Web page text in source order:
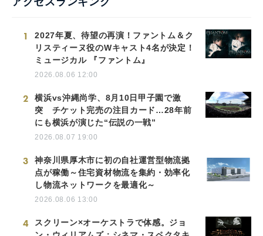
1
2027年夏、待望の再演！ファントム＆ク
リスティーヌ役のWキャスト4名が決定！
ミュージカル 『ファントム』
2026.08.06 12:00
2
横浜vs沖縄尚学、8月10日甲子園で激
突 チケット完売の注目カード…28年前
にも横浜が演じた“伝説の一戦”
2026.08.07 19:00
3
神奈川県厚木市に初の自社運営型物流拠
点が稼働～住宅資材物流を集約・効率化
し物流ネットワークを最適化～
2026.08.06 13:00
4
スクリーン×オーケストラで体感。ジョ